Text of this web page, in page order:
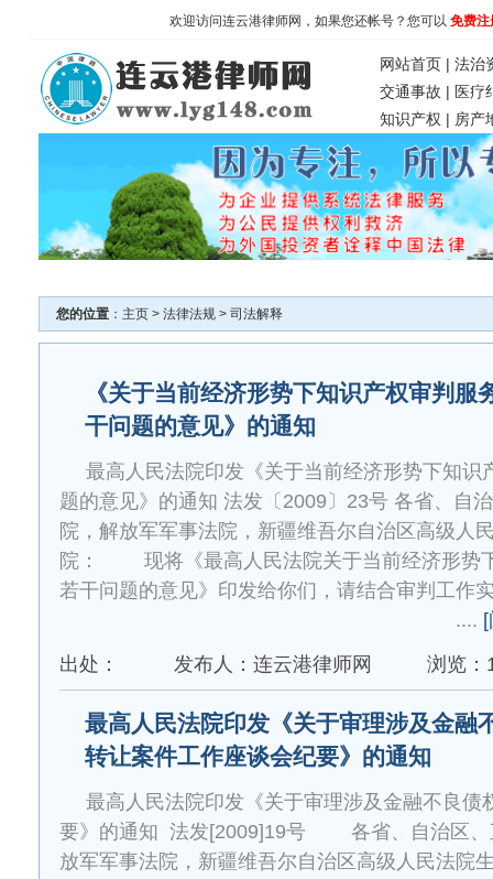
欢迎访问连云港律师网，如果您还帐号？您可以 免费注
网站首页 | 法治
交通事故 | 医疗
知识产权 | 房产
您的位置 ： 主页 > 法律法规 > 司法解释
《关于当前经济形势下知识产权审判服
干问题的意见》的通知
最高人民法院印发《关于当前经济形势下知识
题的意见》的通知 法发〔2009〕23号 各省、自
院，解放军军事法院，新疆维吾尔自治区高级人
院： 现将《最高人民法院关于当前经济形势
若干问题的意见》印发给你们，请结合审判工作
....
出处：
发布人：连云港律师网 浏览：
最高人民法院印发《关于审理涉及金融
转让案件工作座谈会纪要》的通知
最高人民法院印发《关于审理涉及金融不良债
要》的通知 法发[2009]19号 各省、自治区、
放军军事法院，新疆维吾尔自治区高级人民